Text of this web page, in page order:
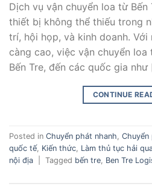
Dịch vụ vận chuyển loa từ
thiết bị không thể thiếu trong
trí, hội họp, và kinh doanh. Với
càng cao, việc vận chuyển
Bến Tre, đến các quốc gia
CONTINUE
Posted in Chuyển phát nhanh
quốc tế, Kiến thức Làm thủ tục hải
nội địa
Tagged bến tre Ben Tre